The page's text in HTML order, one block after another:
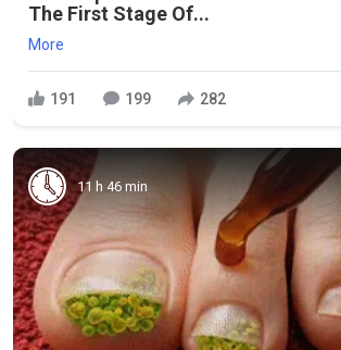
The First Stage Of...
More
191 199 282
11 h 46 min